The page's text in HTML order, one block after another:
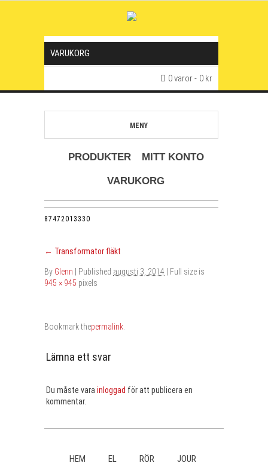
VARUKORG
0 varor 0 kr
MENY
PRODUKTER MITT KONTO
VARUKORG
87472013330
← Transformator fläkt
By Glenn Published augusti 3, 2014 | Full size is
945 × 945 pixels
Bookmark thepermalink
Lämna ett svar
Du måste vara inloggad för att publicera en
kommentar.
HEM EL RÖR
JOUR